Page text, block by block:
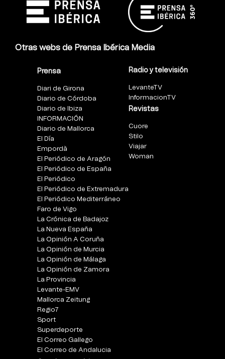
Otras webs de Prensa Ibérica Media
Prensa
Diari de Girona
Diario de Córdoba
Diario de Ibiza
INFORMACIÓN
Diario de Mallorca
El Día
Empordà
El Periódico de Aragón
El Periódico de España
El Periódico
El Periódico de Extremadura
El Periódico Mediterráneo
Faro de Vigo
La Crónica de Badajoz
La Nueva España
La Opinión A Coruña
La Opinión de Murcia
La Opinión de Málaga
La Opinión de Zamora
La Provincia
Levante-EMV
Mallorca Zeitung
Regio7
Sport
Superdeporte
El Correo Gallego
El Correo de Andalucia
Radio y televisión
LevanteTV
InformacionTV
Revistas
Cuore
Stilo
Viajar
Woman